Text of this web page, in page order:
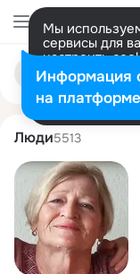
Мы
сервисы для
настроить
Разрешить
Поиск
людям
irina scherbak
Люди5513
Информация
на